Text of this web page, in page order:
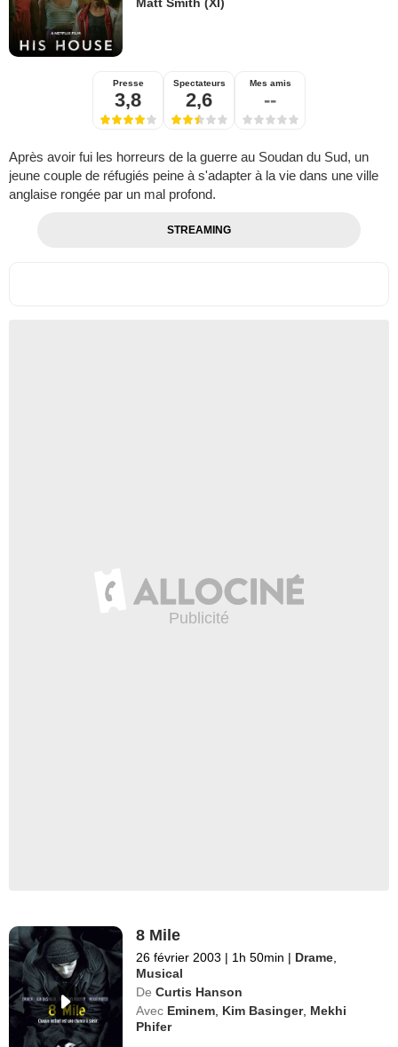
Matt Smith (XI)
Presse
3,8
Spectateurs
2,6
Mes amis
--
Après avoir fui les horreurs de la guerre au Soudan du Sud, un
jeune couple de réfugiés peine à s'adapter à la vie dans une ville
anglaise rongée par un mal profond.
STREAMING
8 Mile
26 février 2003 | 1h 50min | Drame,
Musical
De Curtis Hanson
Avec Eminem, Kim Basinger, Mekhi
Phifer